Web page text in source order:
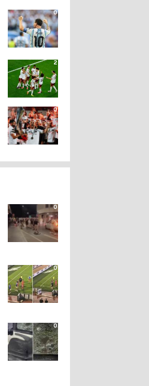
0
2
0
0
0
0